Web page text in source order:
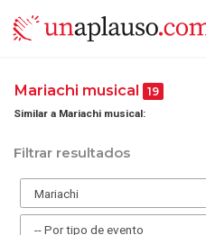
Mariachi musical 19
Similar a Mariachi musical:
Filtrar resultados